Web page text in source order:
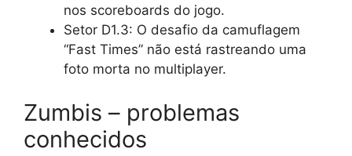
nos scoreboards do jogo.
Setor D1.3: O desafio da camuflagem
“Fast Times” não está rastreando uma
foto morta no multiplayer.
Zumbis – problemas
conhecidos